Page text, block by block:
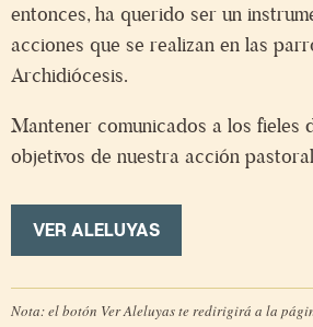
entonces, ha querido ser un
acciones que se realizan en las
Archidiócesis.
Mantener comunicados a los fieles
objetivos de nuestra acción
VER ALELUYAS
Nota:el botón Ver Aleluyaste redirigirá a la